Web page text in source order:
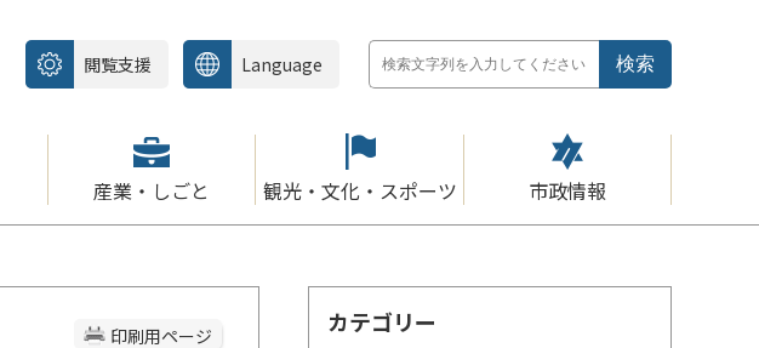
閲覧支援 Language
産業・しごと 観光・文化・スポーツ 市政情報
印刷用ページ カテゴリー